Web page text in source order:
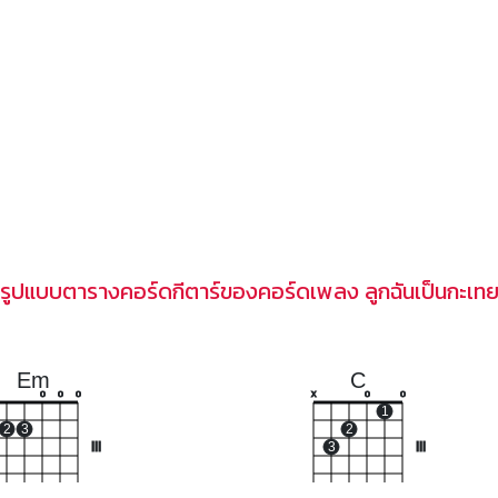
รูปแบบตารางคอร์ดกีตาร์ของคอร์ดเพลง ลูกฉันเป็นกะเทย
Em
2 3
o o o
C
x
3
2
o
1
o